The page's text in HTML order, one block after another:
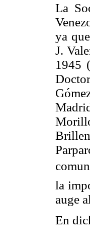
La
ya
J.
1945
la
auge
En